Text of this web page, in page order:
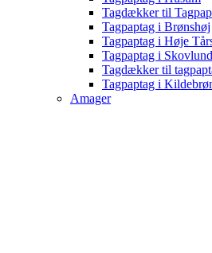
Tagdækker til
Tagpaptag i Brønshøj
Tagpaptag i Høje
Tagpaptag i
Tagdækker til
Tagpaptag i
Amager